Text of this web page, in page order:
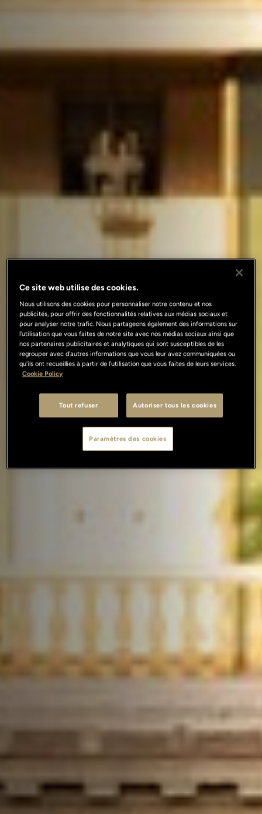
Ce site web utilise des cookies.
Nous utilisons des cookies pour personnaliser notre contenu et nos
publicités, pour offrir des fonctionnalités relatives aux médias sociaux et
pour analyser notre trafic. Nous partageons également des informations sur
l'utilisation que vous faites de notre site avec nos médias sociaux ainsi que
nos partenaires publicitaires et analytiques qui sont susceptibles de les
regrouper avec d'autres informations que vous leur avez communiquées ou
qu'ils ont recueillies à partir de l'utilisation que vous faites de leurs services.
Cookie Policy
Tout refuser Autoriser tous les cookies
Paramètres des cookies